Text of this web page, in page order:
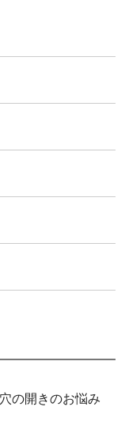
の開きのお悩み